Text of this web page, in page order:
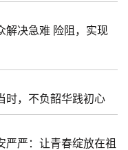
解决急难 险阻，实现
时，不负韶华践初心
严严：让青春绽放在祖